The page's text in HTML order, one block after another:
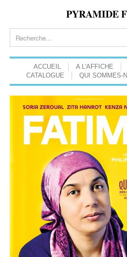
PYRAMIDE
ACCUEIL A L'AFFICHE
CATALOGUE
QUI SOMMES-